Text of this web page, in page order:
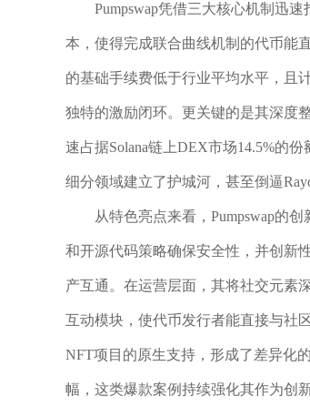
Pumpswap凭借三大核心机制迅
本，使得完成联合曲线机制的代币能
的基础手续费低于行业平均水平，且
独特的激励闭环。更关键的是其深度
速占据Solana链上DEX市场14.5%的
细分领域建立了护城河，甚至倒逼
从特色亮点来看，Pumpswap的
和开源代码策略确保安全性，并创新
产互通。在运营层面，其将社交元素
互动模块，使代币发行者能直接与社
NFT项目的原生支持，形成了差异化
幅，这类爆款案例持续强化其作为创